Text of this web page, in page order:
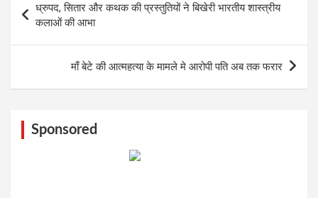
navigation
ध्रुपद, सितार और कथक की प्रस्तुतियों ने बिखेरी भारतीय शास्त्रीय
कलाओं की आभा
माँ बेटे की आत्महत्या के मामले मे आरोपी पति अब तक फरार
Sponsored